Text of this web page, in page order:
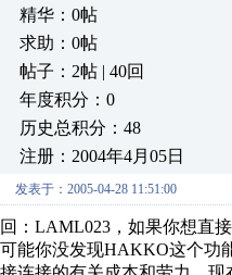
精华：0帖
求助：0帖
帖子：2帖 | 40回
年度积分：0
历史总积分：48
注册：2004年4月05日
发表于：2005-04-28 11:51:00
回：LAML023，如果你想直
可能你没发现HAKKO这个功